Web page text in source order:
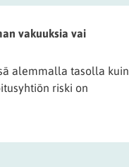
vakuuksia vai
alemmalla tasolla kuin
riski on